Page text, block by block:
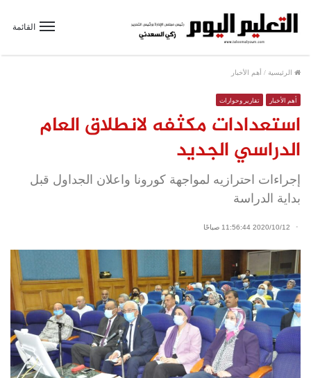
القائمة
الرئيسية / أهم الأخبار
أهم الأخبار تقارير وحوارات
استعدادات مكثفه لانطلاق العام
الدراسي الجديد
إجراءات احترازيه لمواجهة كورونا واعلان الجداول قبل
بداية الدراسة
2020/10/12 11:56:44 صباحًا